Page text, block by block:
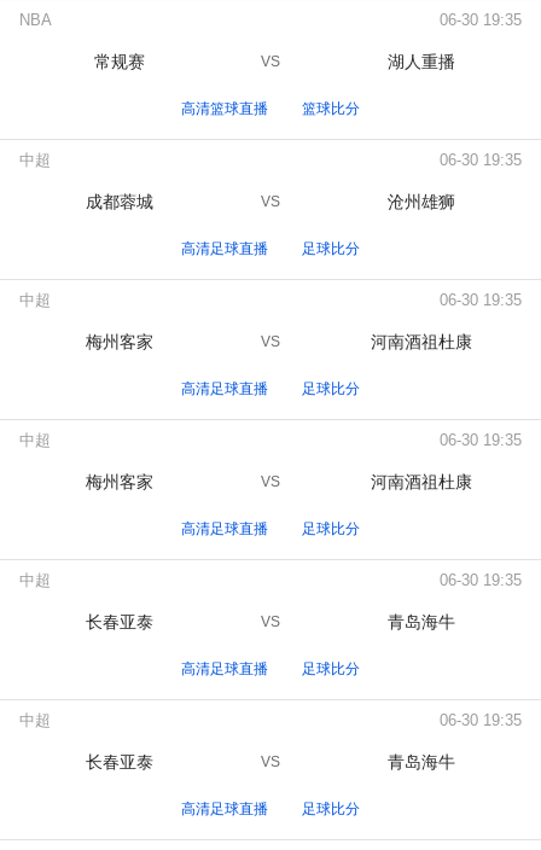
NBA 06-30 19:35
常规赛 VS 湖人重播
高清篮球直播 篮球比分
中超 06-30 19:35
成都蓉城 VS 沧州雄狮
高清足球直播 足球比分
中超 06-30 19:35
梅州客家 VS 河南酒祖杜康
高清足球直播 足球比分
中超 06-30 19:35
梅州客家 VS 河南酒祖杜康
高清足球直播 足球比分
中超 06-30 19:35
长春亚泰 VS 青岛海牛
高清足球直播 足球比分
中超 06-30 19:35
长春亚泰 VS 青岛海牛
高清足球直播 足球比分